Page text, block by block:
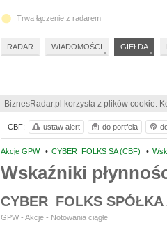
BiznesRadar.pl korzysta z plików cookie.
Akcje GPW • CYBER_FOLKS SA (CBF) •
Wskaźniki
CYBER_FOLKS
GPW - Akcje - Notowania ciągłe
CBF: ustaw alert do portfela
3
Trwa łączenie z radarem
RADAR WIADOMOŚCI GIEŁDA